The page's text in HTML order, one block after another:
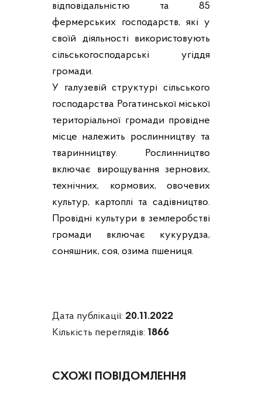
відповідальністю та 85
фермерських господарств, які у
своїй діяльності використовують
сільськогосподарські угіддя
громади.
У галузевій структурі сільського
господарства Рогатинської міської
територіальної громади провідне
місце належить рослинництву та
тваринництву. Рослинництво
включає вирощування зернових,
технічних, кормових, овочевих
культур, картоплі та садівництво.
Провідні культури в землеробстві
громади включає кукурудза,
соняшник, соя, озима пшениця.
Дата публікації: 20.11.2022
Кількість переглядів: 1866
СХОЖІ ПОВІДОМЛЕННЯ